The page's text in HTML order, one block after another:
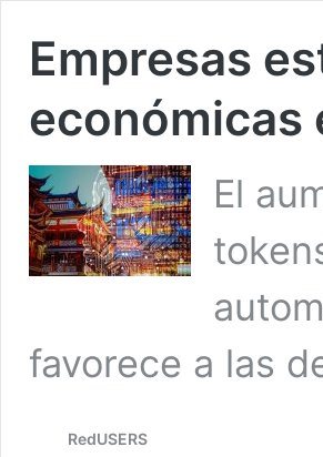
Empresas
económicas
El
favorece a las
RedUSERS